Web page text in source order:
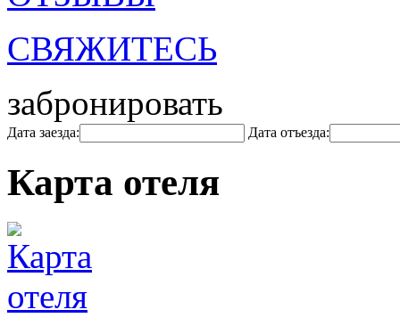
СВЯЖИТЕСЬ
забронировать
Дата заезда: Дата отъезда:
Карта отеля